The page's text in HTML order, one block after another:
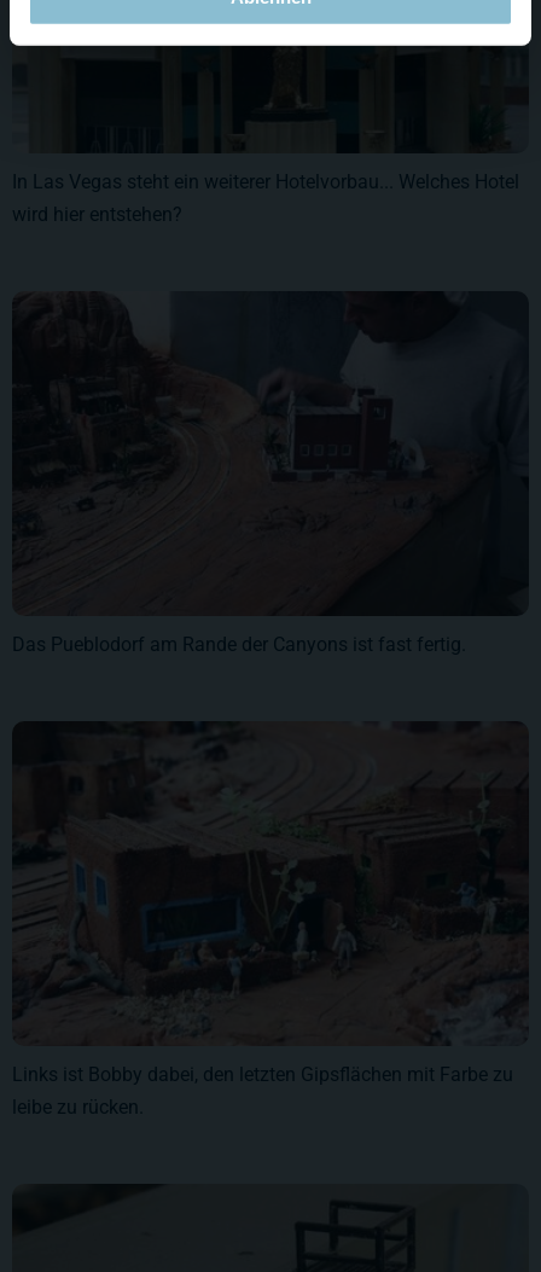
In Las Vegas steht ein weiterer Hotelvorbau... Welches Hotel
wird hier entstehen?
Das Pueblodorf am Rande der Canyons ist fast fertig.
Links ist Bobby dabei, den letzten Gipsflächen mit Farbe zu
leibe zu rücken.